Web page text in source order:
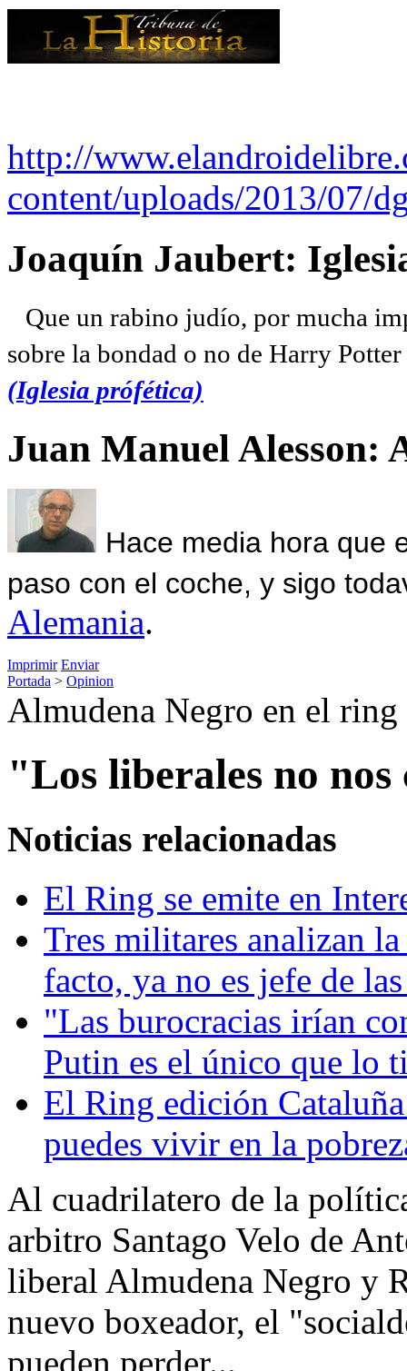
http://
content/uploads/2013/07/
Joaquín Jaubert:
Que un rabino judío, por mucha
sobre la bondad o no de Harry
(Iglesia prófética)
Juan Manuel Alesson:
Hace media hora que
paso con el coche, y sigo
Alemania.
Imprimir Enviar
Portada > Opinion
Almudena Negro en el ring
"Los liberales no nos
Noticias relacionadas
El Ring se emite en
Tres militares analizan
facto, ya no es jefe de
"Las burocracias irían
Putin es el único que lo
El Ring edición
puedes vivir en la
Al cuadrilatero de la
arbitro Santago Velo de
liberal Almudena Negro y
nuevo boxeador, el
pueden perder...